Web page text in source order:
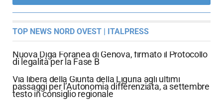
TOP NEWS NORD OVEST | ITALPRESS
Nuova Diga Foranea di Genova, firmato il Protocollo
di legalità per la Fase B
Via libera della Giunta della Liguria agli ultimi
passaggi per l’Autonomia differenziata, a settembre
testo in consiglio regionale